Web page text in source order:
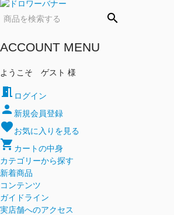
search
ACCOUNT MENU
ようこそ ゲスト 様
meeting_room ログイン
person 新規会員登録
favoriteお気に入りを見る
shopping_cart カートの中身
カテゴリーから探す
新着商品
コンテンツ
ガイドライン
実店舗へのアクセス